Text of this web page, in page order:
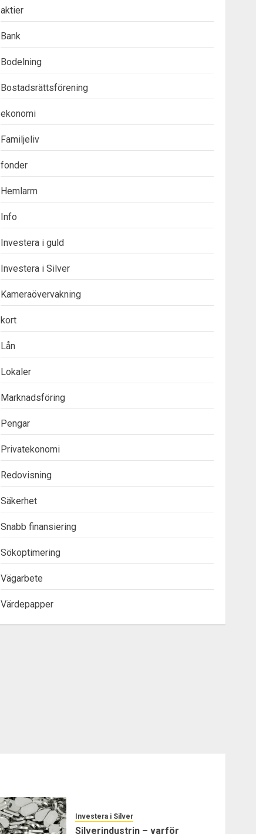
aktier
Bank
Bodelning
Bostadsrättsförening
ekonomi
Familjeliv
fonder
Hemlarm
Info
Investera i guld
Investera i Silver
Kameraövervakning
kort
Lån
Lokaler
Marknadsföring
Pengar
Privatekonomi
Redovisning
Säkerhet
Snabb finansiering
Sökoptimering
Vägarbete
Värdepapper
Investera i Silver
Silverindustrin – varför